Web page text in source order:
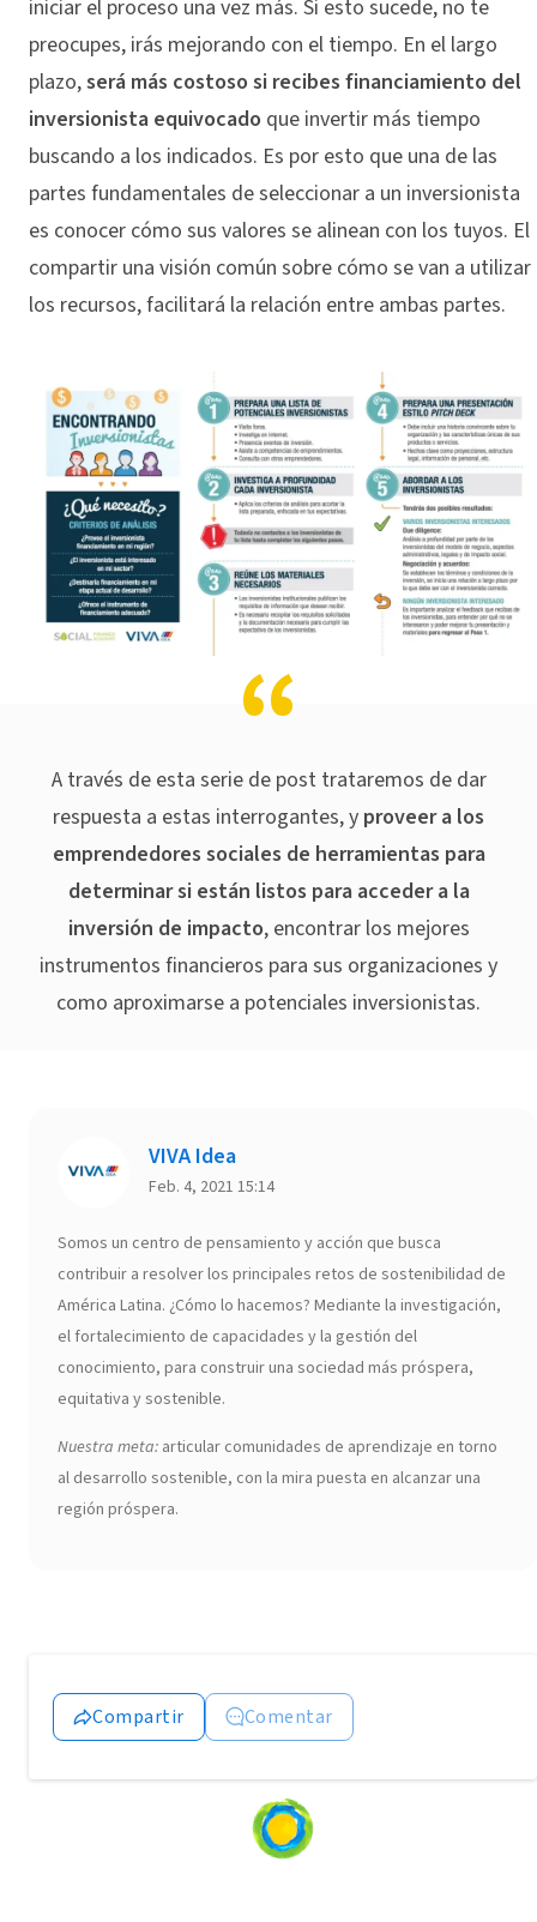
iniciar el proceso una vez más. Si esto sucede, no te
preocupes, irás mejorando con el tiempo. En el largo
plazo,será más costoso si recibes financiamiento del
inversionista equivocado que invertir más tiempo
buscando a los indicados. Es por esto que una de las
partes fundamentales de seleccionar a un inversionista
es conocer cómo sus valores se alinean con los tuyos. El
compartir una visión común sobre cómo se van a utilizar
los recursos, facilitará la relación entre ambas partes.
A través de esta serie de post trataremos de dar
respuesta a estas interrogantes, y proveer a los
emprendedores sociales de herramientas para
determinar si están listos para acceder a la
inversión de impacto, encontrar los mejores
instrumentos financieros para sus organizaciones y
como aproximarse a potenciales inversionistas.
VIVA Idea
Feb. 4, 2021 15:14
Somos un centro de pensamiento y acción que busca
contribuir a resolver los principales retos de sostenibilidad de
América Latina. ¿Cómo lo hacemos? Mediante la investigación,
el fortalecimiento de capacidades y la gestión del
conocimiento, para construir una sociedad más próspera,
equitativa y sostenible.
Nuestra meta: articular comunidades de aprendizaje en torno
al desarrollo sostenible, con la mira puesta en alcanzar una
región próspera.
Compartir Comentar
Loading